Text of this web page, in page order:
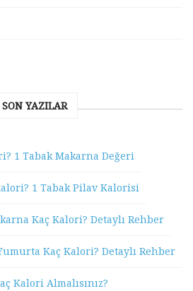
SON YAZILAR
1 Tabak Makarna Değeri
1 Tabak Pilav Kalorisi
Kaç Kalori? Detaylı Rehber
Kaç Kalori? Detaylı Rehber
Kalori Almalısınız?